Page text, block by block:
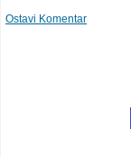
Ostavi Komentar